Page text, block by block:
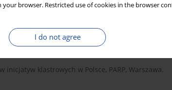
your browser. Restricted use of cookies in the browser
I do not agree
klastrów w Polsce, Ministerstwo Gospodarki
klastrowych w Polsce, PARP, Warszawa.